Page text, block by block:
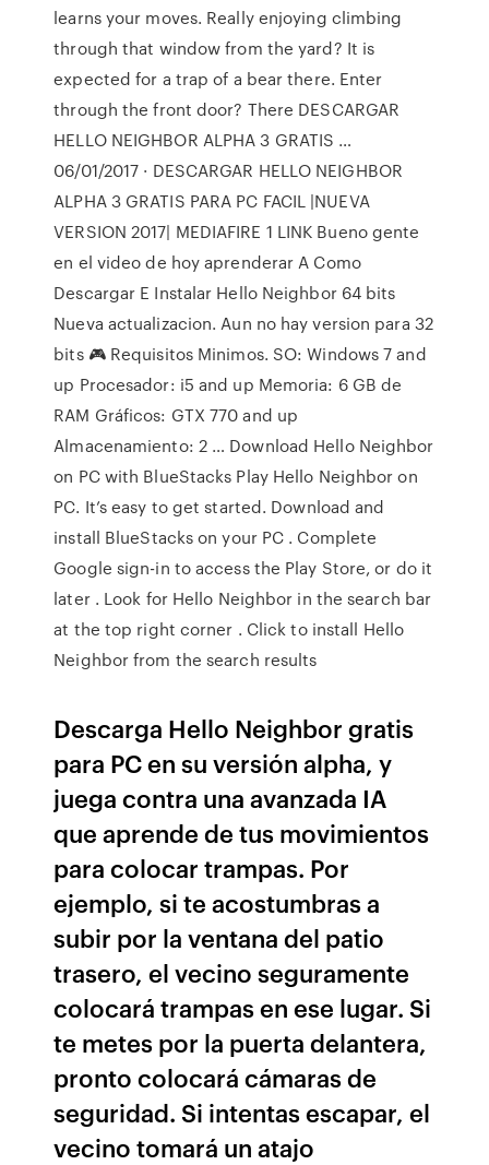
learns your moves. Really enjoying climbing
through that window from the yard? It is
expected for a trap of a bear there. Enter
through the front door? There DESCARGAR
HELLO NEIGHBOR ALPHA 3 GRATIS …
06/01/2017 · DESCARGAR HELLO NEIGHBOR
ALPHA 3 GRATIS PARA PC FACIL |NUEVA
VERSION 2017| MEDIAFIRE 1 LINK Bueno gente
en el video de hoy aprenderar A Como
Descargar E Instalar Hello Neighbor 64 bits
Nueva actualizacion. Aun no hay version para 32
bits 🎮 Requisitos Minimos. SO: Windows 7 and
up Procesador: i5 and up Memoria: 6 GB de
RAM Gráficos: GTX 770 and up
Almacenamiento: 2 … Download Hello Neighbor
on PC with BlueStacks Play Hello Neighbor on
PC. It’s easy to get started. Download and
install BlueStacks on your PC . Complete
Google sign-in to access the Play Store, or do it
later . Look for Hello Neighbor in the search bar
at the top right corner . Click to install Hello
Neighbor from the search results
Descarga Hello Neighbor gratis
para PC en su versión alpha, y
juega contra una avanzada IA
que aprende de tus movimientos
para colocar trampas. Por
ejemplo, si te acostumbras a
subir por la ventana del patio
trasero, el vecino seguramente
colocará trampas en ese lugar. Si
te metes por la puerta delantera,
pronto colocará cámaras de
seguridad. Si intentas escapar, el
vecino tomará un atajo